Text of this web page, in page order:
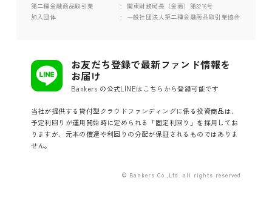
第二種金融商品取引業
関東財務局長（金商）第3216号
加入団体
一般社団法人第二種金融商品取引業協会
お友だち登録で最新ファンド情報を
お届け
Bankers の公式LINEはこちらから登録可能です
当社が提供する貸付型クラウドファンディングに係る投資商品は、
予定利回りが運用開始時に定められる「固定利回り」を採用してお
りますが、元本の償還や利回りの分配が保証されるものではありま
せん。
© Bankers Co.,Ltd. all rights reserved